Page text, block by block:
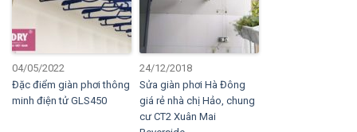
04/05/2022
Đặc điểm giàn phơi thông
minh điện tử GLS450
24/12/2018
Sửa giàn phơi Hà Đông
giá rẻ nhà chị Hảo, chung
cư CT2 Xuân Mai